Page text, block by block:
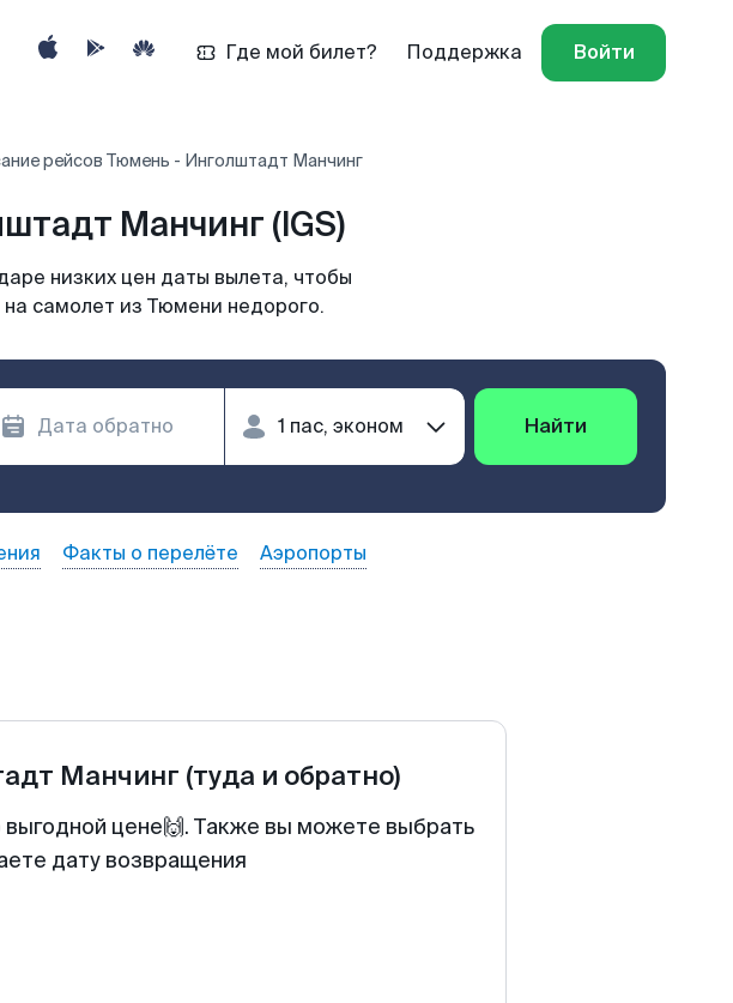
Где мой билет? Поддержка Войти
рейсов Тюмень - Инголштадт Манчинг
Манчинг (IGS)
низких цен даты вылета, чтобы
самолет из Тюмени недорого.
Найти
Факты о перелёте Аэропорты
Манчинг (туда и обратно)
цене🙌. Также вы можете выбрать
дату возвращения